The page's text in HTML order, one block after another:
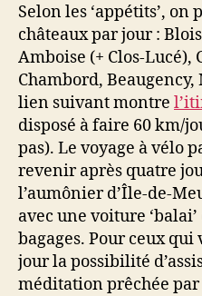
Selon les ‘appétits’,
châteaux par jour :
Amboise (+ Clos-Lucé),
Chambord,
lien suivant montre
disposé à faire 60 km/
pas). Le voyage à vélo
revenir après quatre
l’aumônier d’Île-de-
avec une voiture
bagages. Pour ceux
jour la possibilité
méditation prêchée par